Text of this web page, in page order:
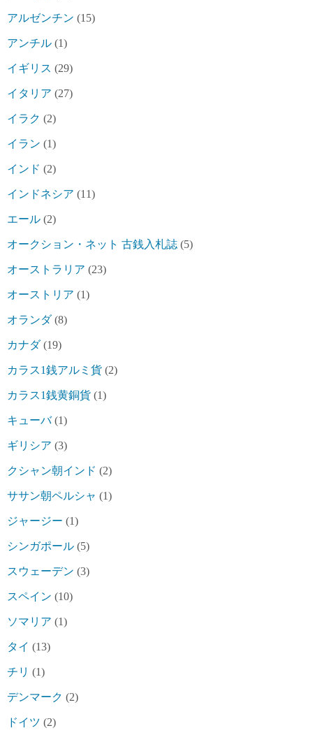
アルゼンチン (15)
アンチル (1)
イギリス (29)
イタリア (27)
イラク (2)
イラン (1)
インド (2)
インドネシア (11)
エール (2)
オークション・ネット 古銭入札誌 (5)
オーストラリア (23)
オーストリア (1)
オランダ(8)
カナダ(19)
カラス1銭アルミ貨 (2)
カラス1銭黄銅貨 (1)
キューバ(1)
ギリシア (3)
クシャン朝インド (2)
ササン朝ペルシャ (1)
ジャージー (1)
シンガポール (5)
スウェーデン (3)
スペイン (10)
ソマリア (1)
タイ (13)
チリ (1)
デンマーク (2)
ドイツ (2)